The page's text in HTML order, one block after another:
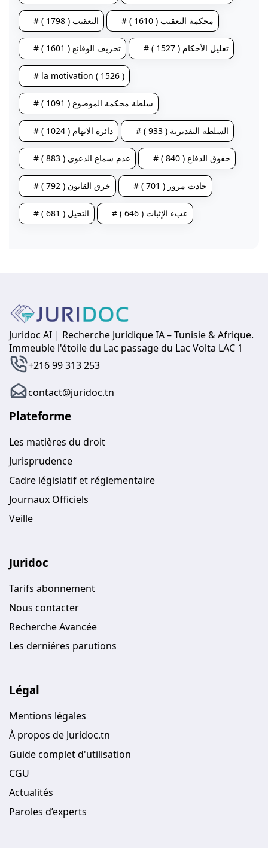
# التعقيب ( 1798 ) # محكمة التعقيب ( 1610 )
# تحريف الوقائع ( 1601 ) # تعليل الأحكام ( 1527 )
# la motivation ( 1526 )
# سلطة محكمة الموضوع ( 1091 )
# دائرة الاتهام ( 1024 ) # السلطة التقديرية ( 933 )
# عدم سماع الدعوى ( 883 ) # حقوق الدفاع ( 840 )
# خرق القانون ( 792 ) # حادث مرور ( 701 )
# التحيل ( 681 ) # عبء الإثبات ( 646 )
Juridoc AI | Recherche Juridique IA – Tunisie & Afrique.
Immeuble l'étoile du Lac passage du Lac Volta LAC 1
+216 99 313 253
contact@juridoc.tn
Plateforme
Les matières du droit
Jurisprudence
Cadre législatif et réglementaire
Journaux Officiels
Veille
Juridoc
Tarifs abonnement
Nous contacter
Recherche Avancée
Les derniéres parutions
Légal
Mentions légales
À propos de Juridoc.tn
Guide complet d'utilisation
CGU
Actualités
Paroles d’experts